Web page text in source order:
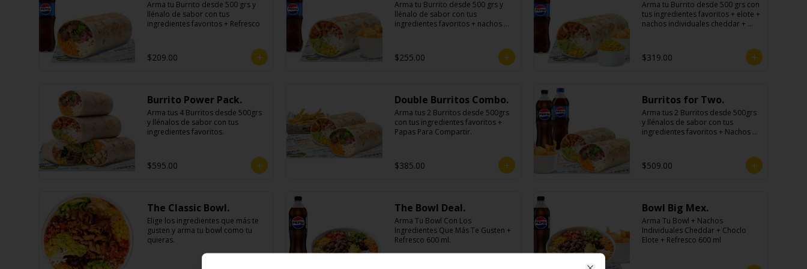
Arma tu Burrito desde 500 grs y
llénalo de sabor con tus
ingredientes favoritos + Refresco
$209.00
Arma tu Burrito desde 500 grs y
llénalo de sabor con tus
ingredientes favoritos + nachos
$255.00
Arma tu Burrito desde 500 grs con
tus ingredientes favoritos + elote +
nachos individuales cheddar +
$319.00
Burrito Power Pack.
Arma tus 4 Burritos desde 500grs
y llénalos de sabor con tus
ingredientes favoritos.
$595.00
Double Burritos Combo.
Arma tus 2 Burritos desde 500grs
con tus ingredientes favoritos +
Papas Para Compartir.
$385.00
Burritos for Two.
Arma tus 2 Burritos desde 500grs
y llénalos de sabor con tus
ingredientes favoritos + Nachos
$509.00
The Classic Bowl.
Elige los ingredientes que más te
gusten y arma tu bowl como tu
quieras.
The Bowl Deal.
Arma Tu Bowl Con Los
Ingredientes Que Más Te Gusten +
Refresco 600 ml.
Bowl Big Mex.
Arma Tu Bowl + Nachos
Individuales Cheddar + Choclo
Elote + Refresco 600 ml